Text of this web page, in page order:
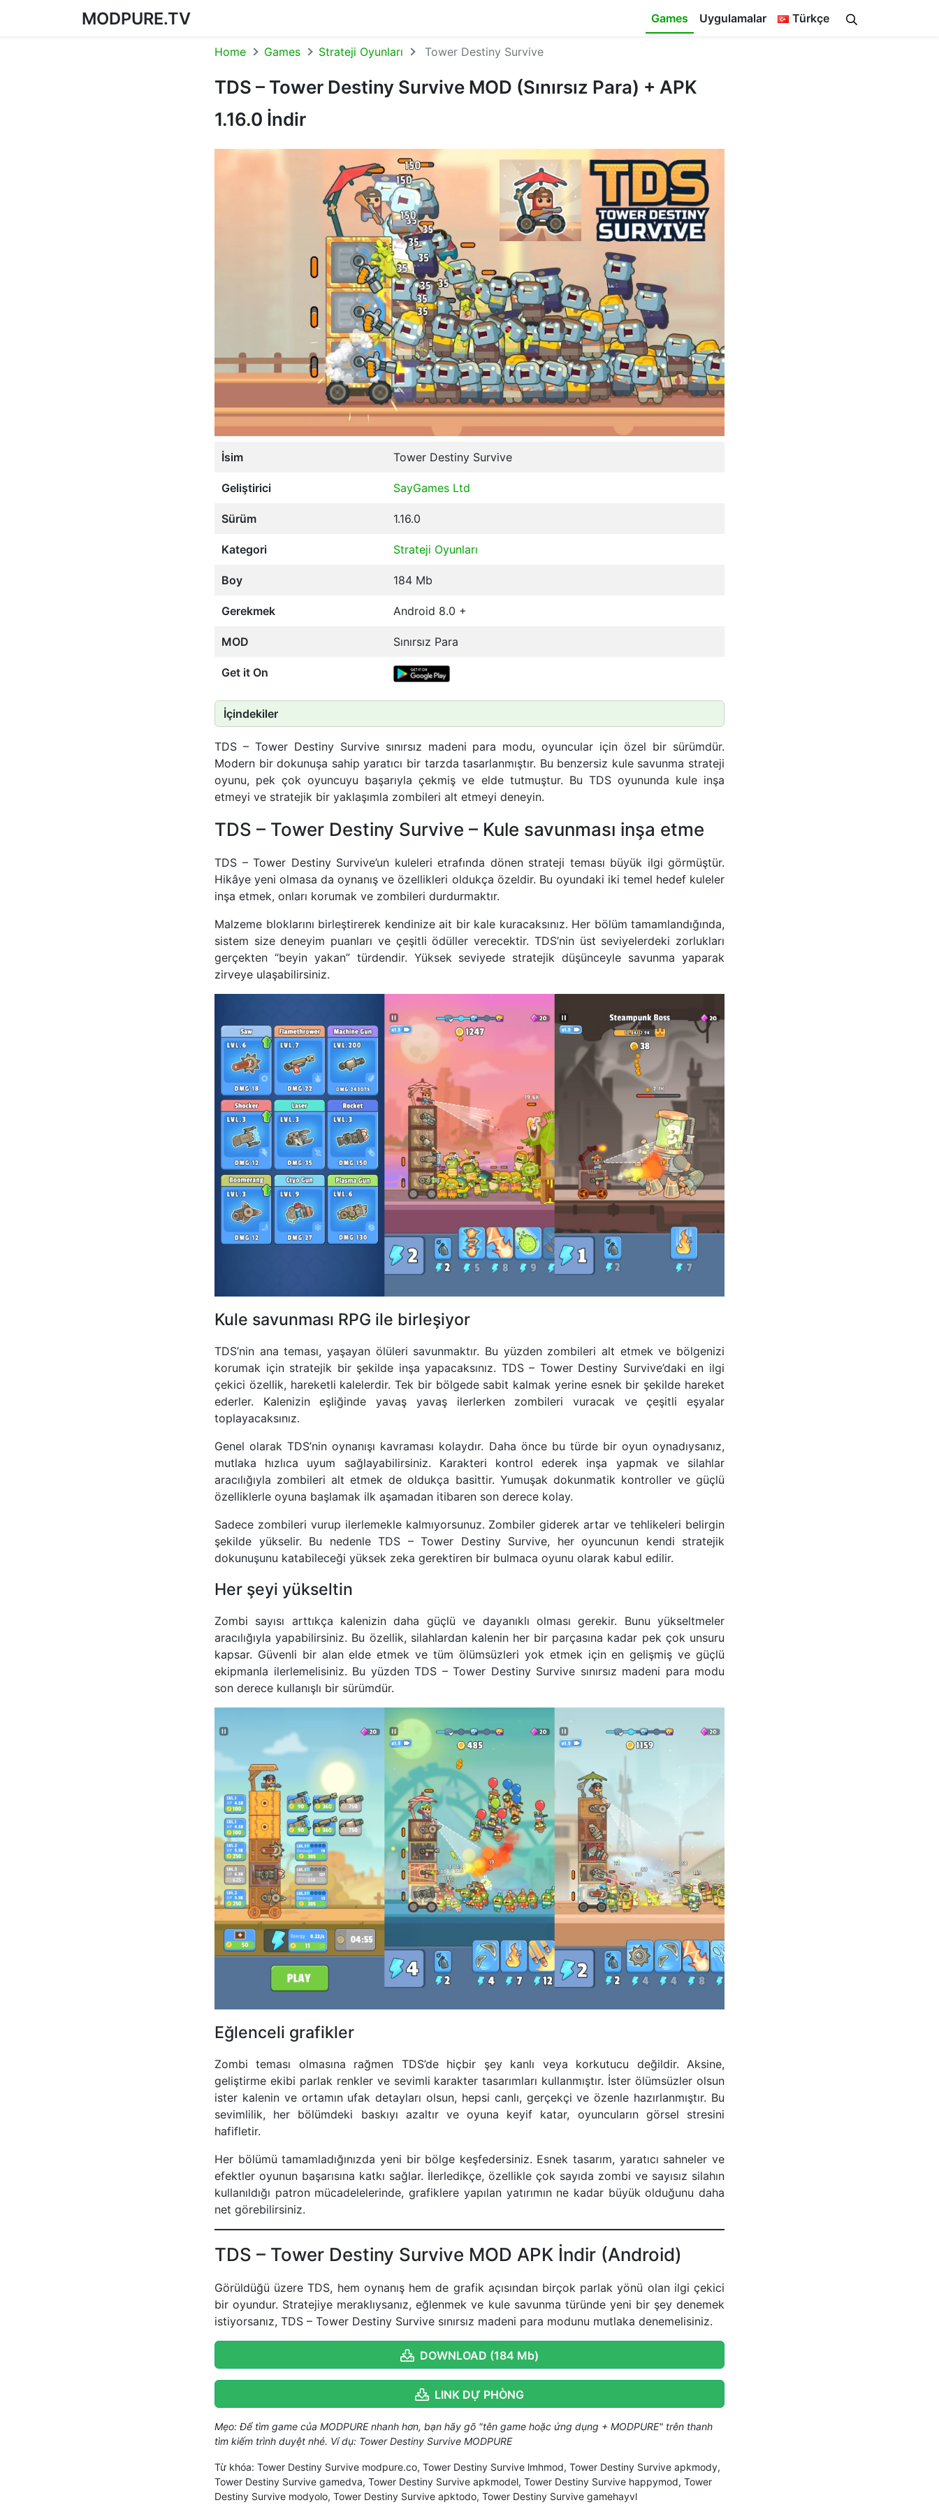
MODPURE.TV Games Uygulamalar Türkçe
Home Games Strateji Oyunları Tower Destiny Survive
TDS – Tower Destiny Survive MOD (Sınırsız Para) + APK
1.16.0 İndir
İsim Tower Destiny Survive
Geliştirici SayGames Ltd
Sürüm 1.16.0
Kategori Strateji Oyunları
Boy 184 Mb
Gerekmek Android 8.0 +
MOD Sınırsız Para
Get it On
İçindekiler
TDS – Tower Destiny Survive sınırsız madeni para modu, oyuncular için özel bir sürümdür.
Modern bir dokunuşa sahip yaratıcı bir tarzda tasarlanmıştır. Bu benzersiz kule savunma strateji
oyunu, pek çok oyuncuyu başarıyla çekmiş ve elde tutmuştur. Bu TDS oyununda kule inşa
etmeyi ve stratejik bir yaklaşımla zombileri alt etmeyi deneyin.
TDS – Tower Destiny Survive – Kule savunması inşa etme
TDS – Tower Destiny Survive’un kuleleri etrafında dönen strateji teması büyük ilgi görmüştür.
Hikâye yeni olmasa da oynanış ve özellikleri oldukça özeldir. Bu oyundaki iki temel hedef kuleler
inşa etmek, onları korumak ve zombileri durdurmaktır.
Malzeme bloklarını birleştirerek kendinize ait bir kale kuracaksınız. Her bölüm tamamlandığında,
sistem size deneyim puanları ve çeşitli ödüller verecektir. TDS’nin üst seviyelerdeki zorlukları
gerçekten “beyin yakan” türdendir. Yüksek seviyede stratejik düşünceyle savunma yaparak
zirveye ulaşabilirsiniz.
Kule savunması RPG ile birleşiyor
TDS’nin ana teması, yaşayan ölüleri savunmaktır. Bu yüzden zombileri alt etmek ve bölgenizi
korumak için stratejik bir şekilde inşa yapacaksınız. TDS – Tower Destiny Survive’daki en ilgi
çekici özellik, hareketli kalelerdir. Tek bir bölgede sabit kalmak yerine esnek bir şekilde hareket
ederler. Kalenizin eşliğinde yavaş yavaş ilerlerken zombileri vuracak ve çeşitli eşyalar
toplayacaksınız.
Genel olarak TDS’nin oynanışı kavraması kolaydır. Daha önce bu türde bir oyun oynadıysanız,
mutlaka hızlıca uyum sağlayabilirsiniz. Karakteri kontrol ederek inşa yapmak ve silahlar
aracılığıyla zombileri alt etmek de oldukça basittir. Yumuşak dokunmatik kontroller ve güçlü
özelliklerle oyuna başlamak ilk aşamadan itibaren son derece kolay.
Sadece zombileri vurup ilerlemekle kalmıyorsunuz. Zombiler giderek artar ve tehlikeleri belirgin
şekilde yükselir. Bu nedenle TDS – Tower Destiny Survive, her oyuncunun kendi stratejik
dokunuşunu katabileceği yüksek zeka gerektiren bir bulmaca oyunu olarak kabul edilir.
Her şeyi yükseltin
Zombi sayısı arttıkça kalenizin daha güçlü ve dayanıklı olması gerekir. Bunu yükseltmeler
aracılığıyla yapabilirsiniz. Bu özellik, silahlardan kalenin her bir parçasına kadar pek çok unsuru
kapsar. Güvenli bir alan elde etmek ve tüm ölümsüzleri yok etmek için en gelişmiş ve güçlü
ekipmanla ilerlemelisiniz. Bu yüzden TDS – Tower Destiny Survive sınırsız madeni para modu
son derece kullanışlı bir sürümdür.
Eğlenceli grafikler
Zombi teması olmasına rağmen TDS’de hiçbir şey kanlı veya korkutucu değildir. Aksine,
geliştirme ekibi parlak renkler ve sevimli karakter tasarımları kullanmıştır. İster ölümsüzler olsun
ister kalenin ve ortamın ufak detayları olsun, hepsi canlı, gerçekçi ve özenle hazırlanmıştır. Bu
sevimlilik, her bölümdeki baskıyı azaltır ve oyuna keyif katar, oyuncuların görsel stresini
hafifletir.
Her bölümü tamamladığınızda yeni bir bölge keşfedersiniz. Esnek tasarım, yaratıcı sahneler ve
efektler oyunun başarısına katkı sağlar. İlerledikçe, özellikle çok sayıda zombi ve sayısız silahın
kullanıldığı patron mücadelelerinde, grafiklere yapılan yatırımın ne kadar büyük olduğunu daha
net görebilirsiniz.
TDS – Tower Destiny Survive MOD APK İndir (Android)
Görüldüğü üzere TDS, hem oynanış hem de grafik açısından birçok parlak yönü olan ilgi çekici
bir oyundur. Stratejiye meraklıysanız, eğlenmek ve kule savunma türünde yeni bir şey denemek
istiyorsanız, TDS – Tower Destiny Survive sınırsız madeni para modunu mutlaka denemelisiniz.
DOWNLOAD (184 Mb)
LINK DỰ PHÒNG
Mẹo: Để tìm game của MODPURE nhanh hơn, bạn hãy gõ "tên game hoặc ứng dụng + MODPURE" trên thanh
tìm kiếm trình duyệt nhé. Ví dụ: Tower Destiny Survive MODPURE
Từ khóa: Tower Destiny Survive modpure.co, Tower Destiny Survive lmhmod, Tower Destiny Survive apkmody,
Tower Destiny Survive gamedva, Tower Destiny Survive apkmodel, Tower Destiny Survive happymod, Tower
Destiny Survive modyolo, Tower Destiny Survive apktodo, Tower Destiny Survive gamehayvl